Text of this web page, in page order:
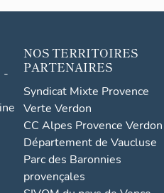
-
NOS TERRITOIRES
PARTENAIRES
Syndicat Mixte Provence
Verte Verdon
CC Alpes Provence Verdon
Département de Vaucluse
Parc des Baronnies
provençales